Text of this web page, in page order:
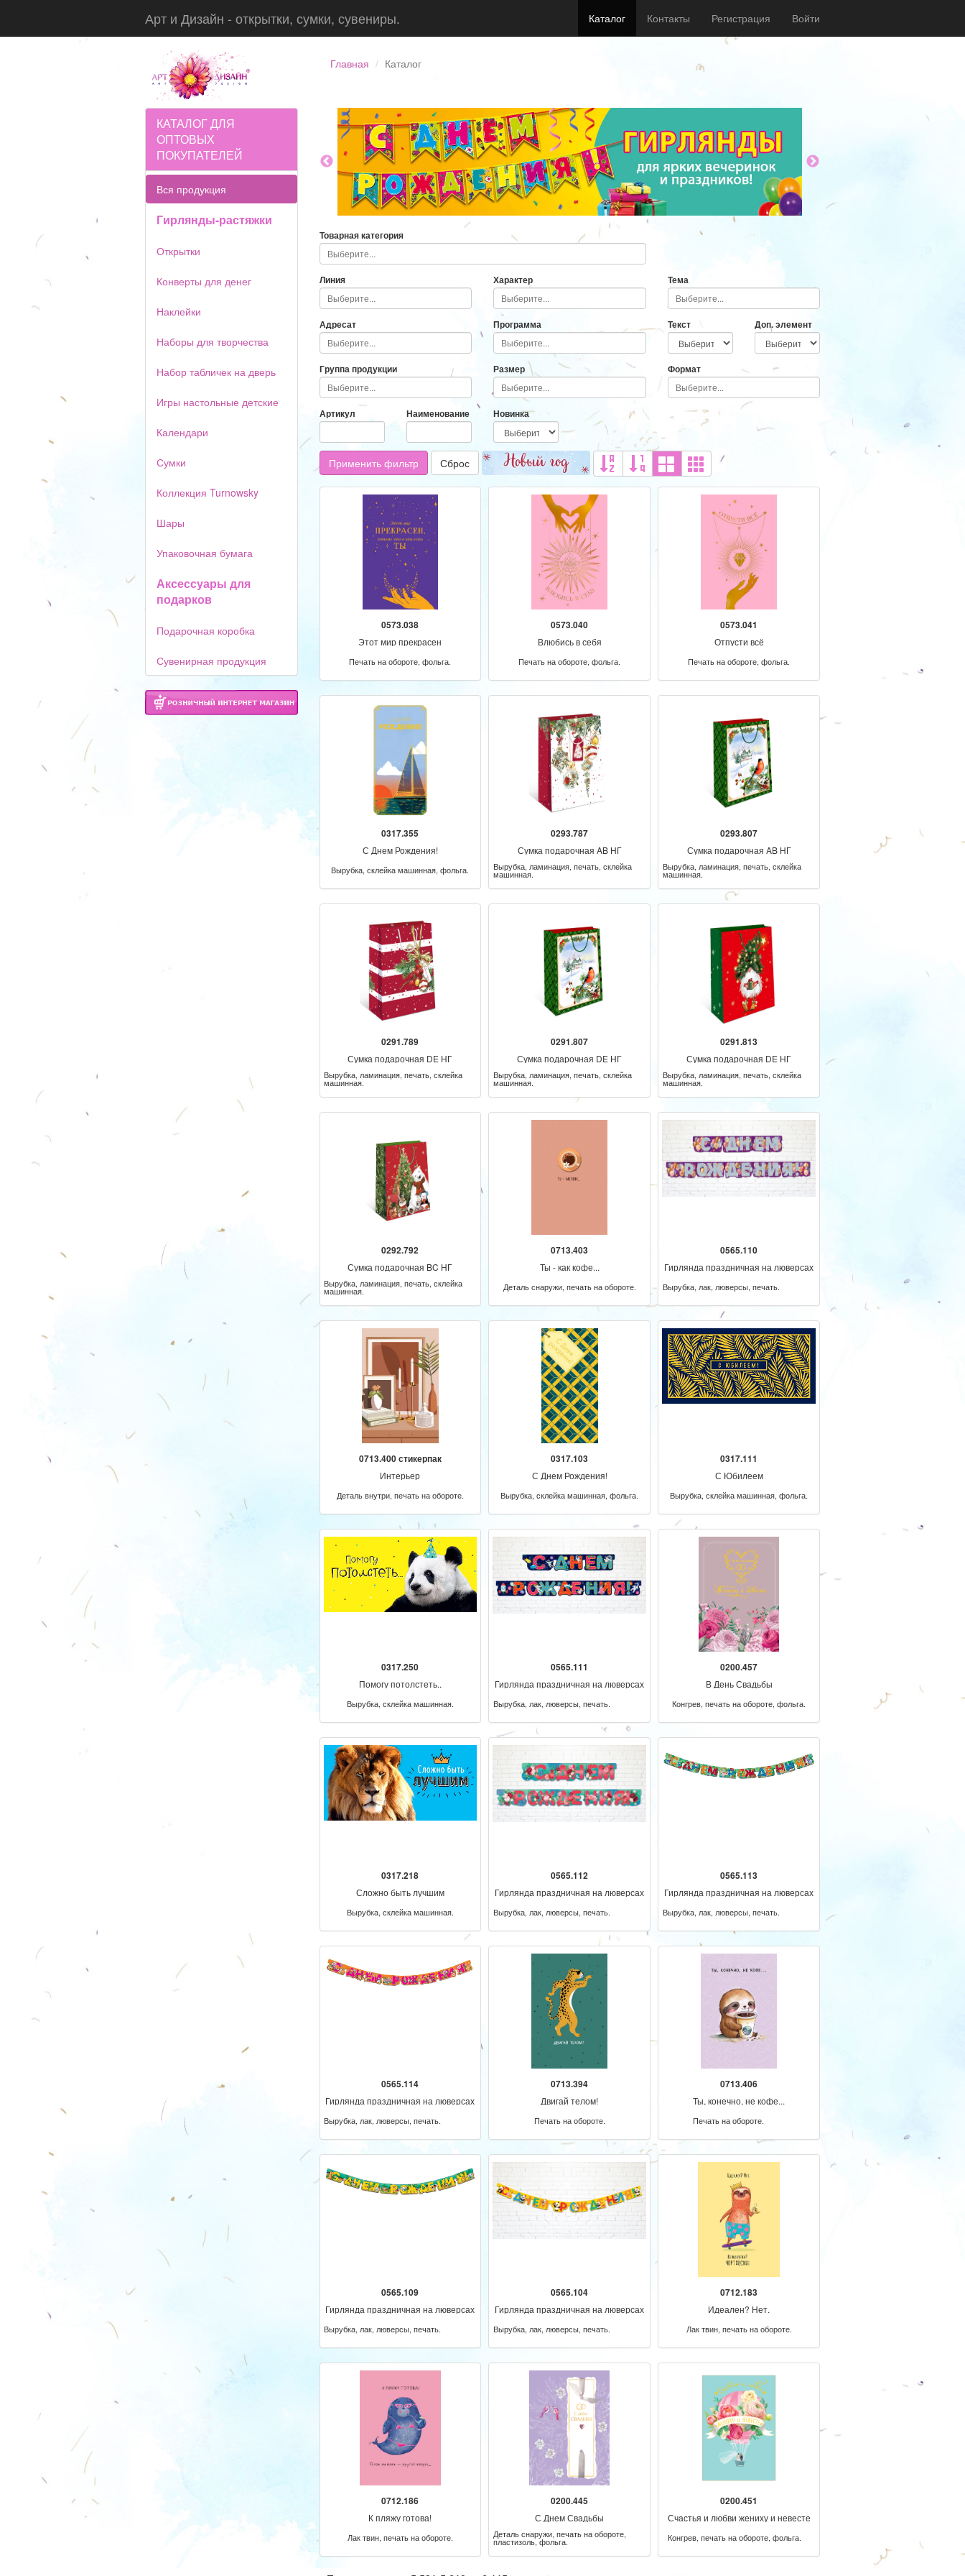
Арт и Дизайн - открытки, сумки, сувениры. Каталог Контакты Регистрация Войти
Главная Каталог
КАТАЛОГ ДЛЯ
ОПТОВЫХ
ПОКУПАТЕЛЕЙ
Вся продукция
Гирлянды-растяжки
Открытки
Конверты для денег
Наклейки
Наборы для творчества
Набор табличек на дверь
Игры настольные детские
Календари
Сумки
Коллекция Turnowsky
Шары
Упаковочная бумага
Аксессуары для
подарков
Подарочная коробка
Сувенирная продукция
Товарная категория
Линия Характер Тема
Адресат Программа Текст Доп. элемент
Группа продукции Размер Формат
Артикул Наименование Новинка
Применить фильтр Сброс
0573.038
Этот мир прекрасен
Печать на обороте, фольга.
0573.040
Влюбись в себя
Печать на обороте, фольга.
0573.041
Отпусти всё
Печать на обороте, фольга.
0317.355
С Днем Рождения!
Вырубка, склейка машинная, фольга.
0293.787
Сумка подарочная AB НГ
Вырубка, ламинация, печать, склейка
машинная.
0293.807
Сумка подарочная AB НГ
Вырубка, ламинация, печать, склейка
машинная.
0291.789
Сумка подарочная DE НГ
Вырубка, ламинация, печать, склейка
машинная.
0291.807
Сумка подарочная DE НГ
Вырубка, ламинация, печать, склейка
машинная.
0291.813
Сумка подарочная DE НГ
Вырубка, ламинация, печать, склейка
машинная.
0292.792
Сумка подарочная BC НГ
Вырубка, ламинация, печать, склейка
машинная.
0713.403
Ты - как кофе...
Деталь снаружи, печать на обороте.
0565.110
Гирлянда праздничная на люверсах
205 см
Вырубка, лак, люверсы, печать.
0713.400 стикерпак
Интерьер
Деталь внутри, печать на обороте.
0317.103
С Днем Рождения!
Вырубка, склейка машинная, фольга.
0317.111
С Юбилеем
Вырубка, склейка машинная, фольга.
0317.250
Помогу потолстеть..
Вырубка, склейка машинная.
0565.111
Гирлянда праздничная на люверсах
205 см
Вырубка, лак, люверсы, печать.
0200.457
В День Свадьбы
Конгрев, печать на обороте, фольга.
0317.218
Сложно быть лучшим
Вырубка, склейка машинная.
0565.112
Гирлянда праздничная на люверсах
205 см
Вырубка, лак, люверсы, печать.
0565.113
Гирлянда праздничная на люверсах
205 см
Вырубка, лак, люверсы, печать.
0565.114
Гирлянда праздничная на люверсах
205 см
Вырубка, лак, люверсы, печать.
0713.394
Двигай телом!
Печать на обороте.
0713.406
Ты, конечно, не кофе...
Печать на обороте.
0565.109
Гирлянда праздничная на люверсах
205 см
Вырубка, лак, люверсы, печать.
0565.104
Гирлянда праздничная на люверсах
205 см
Вырубка, лак, люверсы, печать.
0712.183
Идеален? Нет.
Лак твин, печать на обороте.
0712.186
К пляжу готова!
Лак твин, печать на обороте.
0200.445
С Днем Свадьбы
Деталь снаружи, печать на обороте,
пластизоль, фольга.
0200.451
Счастья и любви жениху и невесте
Конгрев, печать на обороте, фольга.